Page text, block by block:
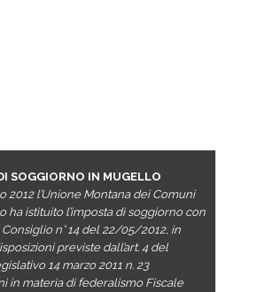
SOGGIORNO IN MUGELLO
2012 l’Unione Montana dei Comuni
ha istituito l’imposta di soggiorno con
n° 14 del 22/05/2012, in
previste dall’art. 4 del
14 marzo 2011 n. 23
in materia di federalismo Fiscale